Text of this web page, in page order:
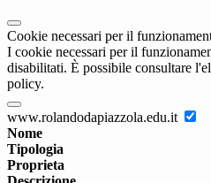
Cookie necessari per il
I cookie necessari per il
disabilitati. È possibile consultare
policy.
www.rolandodapiazzola.edu.it
Nome
Tipologia
Proprieta